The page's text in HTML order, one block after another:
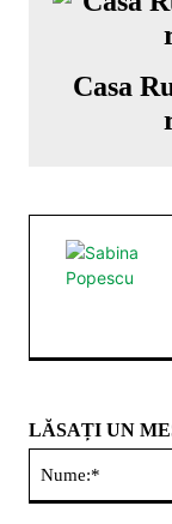
Casa
LĂSAȚI UN